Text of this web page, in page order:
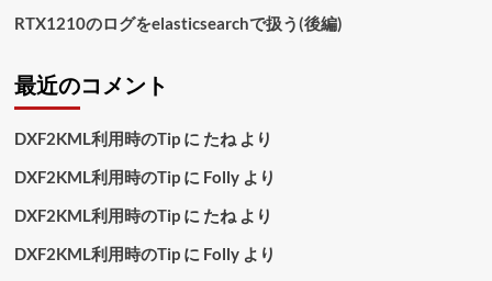
ら
む
RTX1210のログをelasticsearchで扱う(後編)
最近のコメント
DXF2KML利用時のTipに たねより
DXF2KML利用時のTipに Follyより
DXF2KML利用時のTipに たねより
DXF2KML利用時のTipに Follyより